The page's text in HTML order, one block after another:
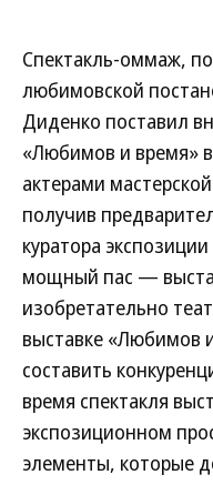
Спектакль-оммаж,
любимовской
Диденко поставил
«Любимов и время»
актерами
получив
куратора
мощный пас —
изобретательно
выставке «Любимов
составить
время спектакля
экспозиционном
элементы, которые